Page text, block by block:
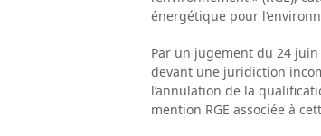
énergétique pour
Par un jugement du 24
devant une juridiction
l’annulation de la
mention RGE associée à